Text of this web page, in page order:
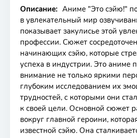
Описание: Аниме "Это сэйю!"
в увлекательный мир
показывает закулисье этой
профессии. Сюжет
начинающих сэйю, которые
успеха в индустрии. Это аниме
внимание не только яркими
глубоким исследованием их
трудностей, с которыми они
к своей цели. Основной сюжет
вокруг главной героини,
известной сэйю. Она